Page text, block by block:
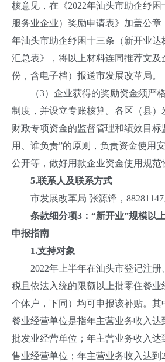
核意见，在《2022年汕头市助企纾
服务业企业）奖励申请表》加盖公章
年汕头市助企纾困十三条（新开业达
汇总表》，将以上材料连同推荐文及
份，含电子档）报送市发展改革局。
（3）企业获得的奖励资金须严格
制度，并设立专账核算。各区（县）
财政专项资金的监督管理和绩效目标
用、谁负责”的原则，负责资金使用
公开等，做好用款企业资金使用规范
5.联系人及联系方式
市发展改革局 张源锋，88281147
条款细分项3： “新开业”规模以
申报指南
1.支持对象
2022年上半年在汕头市登记注册
税且依法入统的限额以上批零住餐业
个体户，下同）均可申报该补贴。其
餐业经营单位是指年主营业务收入达
批发业经营单位；年主营业务收入达
售业经营单位；年主营业务收入达到